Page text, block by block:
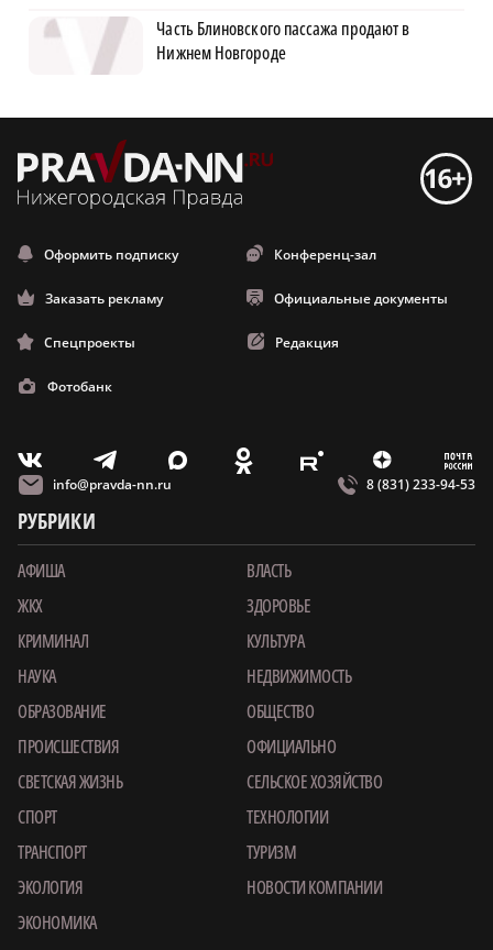
Часть Блиновского пассажа продают в
Нижнем Новгороде
Оформить подписку Конференц-зал
Заказать рекламу Официальные документы
Спецпроекты Редакция
Фотобанк
V T X O E Z m
info@pravda-nn.ru 8 (831) 233-94-53
РУБРИКИ
АФИША
ВЛАСТЬ
ЖКХ
ЗДОРОВЬЕ
КРИМИНАЛ
КУЛЬТУРА
НАУКА
НЕДВИЖИМОСТЬ
ОБРАЗОВАНИЕ
ОБЩЕСТВО
ПРОИСШЕСТВИЯ
ОФИЦИАЛЬНО
СВЕТСКАЯ ЖИЗНЬ
СЕЛЬСКОЕ ХОЗЯЙСТВО
СПОРТ
ТЕХНОЛОГИИ
ТРАНСПОРТ
ТУРИЗМ
ЭКОЛОГИЯ
НОВОСТИ КОМПАНИИ
ЭКОНОМИКА